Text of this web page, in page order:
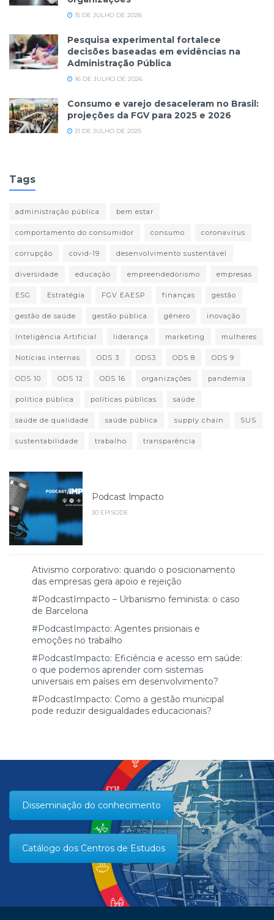
15 DE JULHO DE 2026
Pesquisa experimental fortalece
decisões baseadas em evidências na
Administração Pública
16 DE JULHO DE 2026
Consumo e varejo desaceleram no Brasil:
projeções da FGV para 2025 e 2026
31 DE JULHO DE 2025
Tags
administração pública bem estar
comportamento do consumidor consumo coronavírus
corrupção covid-19 desenvolvimento sustentável
diversidade educação empreendedorismo empresas
ESG Estratégia FGV EAESP finanças gestão
gestão de saúde gestão pública gênero inovação
Inteligência Artificial liderança marketing mulheres
Notícias internas ODS 3 ODS3 ODS 8 ODS 9
ODS 10 ODS 12 ODS 16 organizações pandemia
política pública políticas públicas saúde
saúde de qualidade saúde pública supply chain SUS
sustentabilidade trabalho transparência
Podcast Impacto
30 EPISODE
Ativismo corporativo: quando o posicionamento
das empresas gera apoio e rejeição
#PodcastImpacto – Urbanismo feminista: o caso
de Barcelona
#PodcastImpacto: Agentes prisionais e
emoções no trabalho
#PodcastImpacto: Eficiência e acesso em saúde:
o que podemos aprender com sistemas
universais em países em desenvolvimento?
#PodcastImpacto: Como a gestão municipal
pode reduzir desigualdades educacionais?
Disseminação do conhecimento
Catálogo dos Centros de Estudos